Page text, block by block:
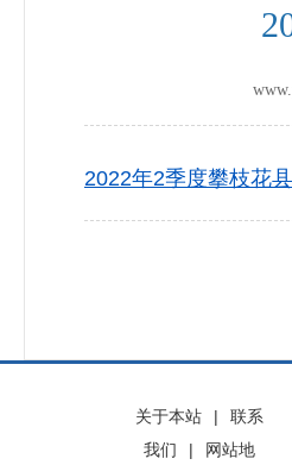
2022年2季度攀枝花
关于本站 |
联系
我们
|
网站地